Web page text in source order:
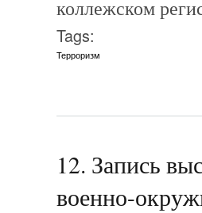
коллежском
Tags:
Терроризм
12. Запись
военно-